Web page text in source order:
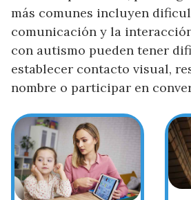
más comunes incluyen
comunicación y la
con autismo pueden tener
establecer contacto visual,
nombre o participar en
ayuda?
CERRAR